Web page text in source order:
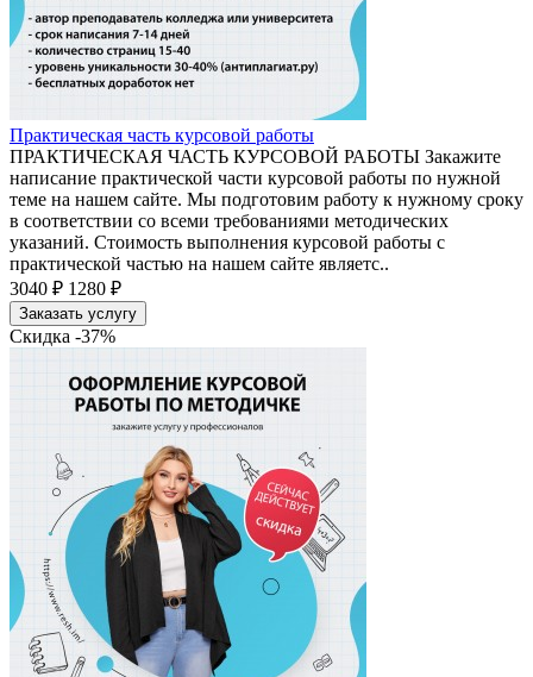
Практическая часть курсовой работы
ПРАКТИЧЕСКАЯ ЧАСТЬ КУРСОВОЙ РАБОТЫ Закажите
написание практической части курсовой работы по нужной
теме на нашем сайте. Мы подготовим работу к нужному сроку
в соответствии со всеми требованиями методических
указаний. Стоимость выполнения курсовой работы с
практической частью на нашем сайте являетс..
3040 ₽ 1280 ₽
Заказать услугу
Скидка -37%